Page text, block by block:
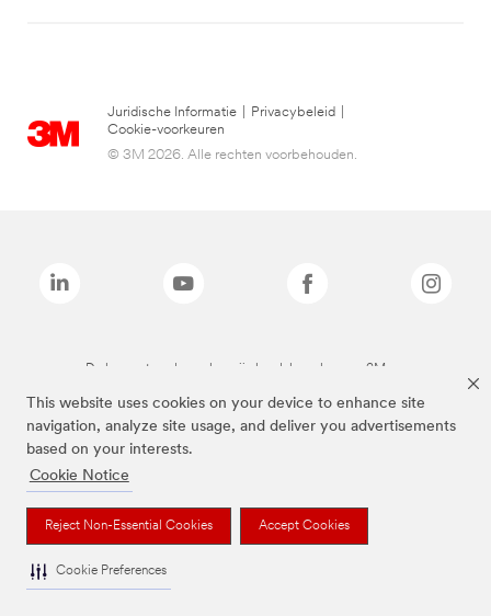
This website uses cookies on your device to enhance site
navigation, analyze site usage, and deliver you advertisements
based on your interests.
Cookie Notice
Reject Non-Essential Cookies Accept Cookies
Cookie Preferences
Juridische Informatie Privacybeleid
Cookie-voorkeuren
© 3M 2026. Alle rechten voorbehouden.
De bovenstaande merken zijn handelsmerken van 3M.we